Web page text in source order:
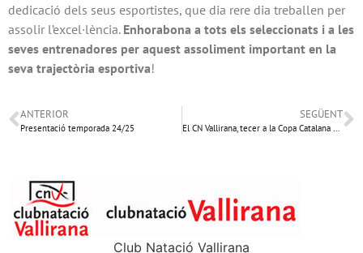
dedicació dels seus esportistes, que dia rere dia treballen per
assolir l’excel·lència. Enhorabona a tots els seleccionats i a les
seves entrenadores per aquest assoliment important en la
seva trajectòria esportiva!
ANTERIOR
Presentació temporada 24/25
SEGÜENT
Club Natació Vallirana